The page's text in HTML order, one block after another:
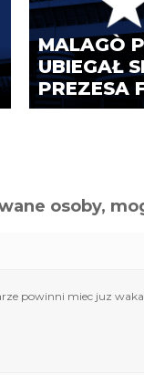
MALAGÒ
UBIEGAŁ
PREZESA
osoby,
powinni miec juz